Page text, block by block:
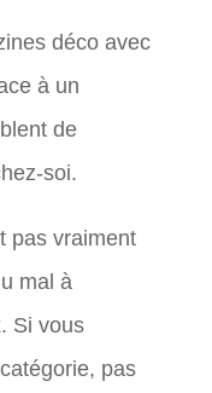
déco avec
à un
de
soi.
pas vraiment
mal à
Si vous
pas